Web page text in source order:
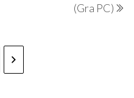
(Gra PC)